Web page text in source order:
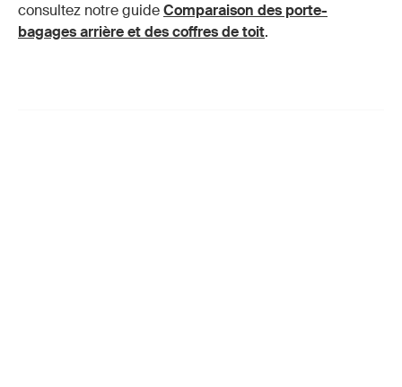
consultez notre guideComparaison des porte-
bagages arrière et des coffres de toit.